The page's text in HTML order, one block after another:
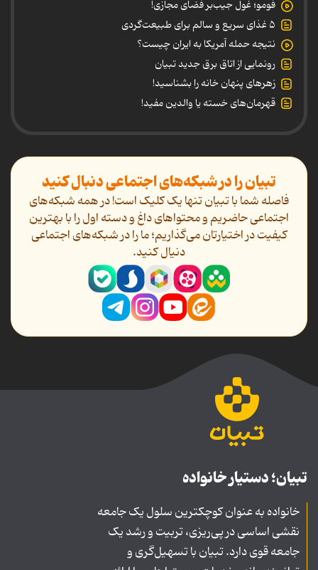
فومو؛ غول جیب‌بر فضای مجازی!
۵ غذای سریع و سالم برای طبیعت‌گردی
نتیجه حمله آمریکا به ایران چیست؟
رونمایی از اتاق برق جدید تبیان
زهرهای پنهان خانه را بشناسید!
قهرمان‌های خسته یا والدین مفید!
تبیان را در شبکه‌های اجتماعی دنبال کنید
فاصله شما با تبیان تنها یک کلیک است! در همه شبکه‌های
اجتماعی حاضریم و محتواهای داغ و دسته اول را با بهترین
کیفیت در اختیارتان می‌گذاریم؛ ما را در شبکه‌های اجتماعی
دنیال کنید.
تبیان؛ دستیار خانواده
خانواده به عنوان کوچکترین سلول یک جامعه
نقشی اساسی در پی‌ریزی، تربیت و رشد یک
جامعه قوی دارد. تبیان با تسهیل‌گری و